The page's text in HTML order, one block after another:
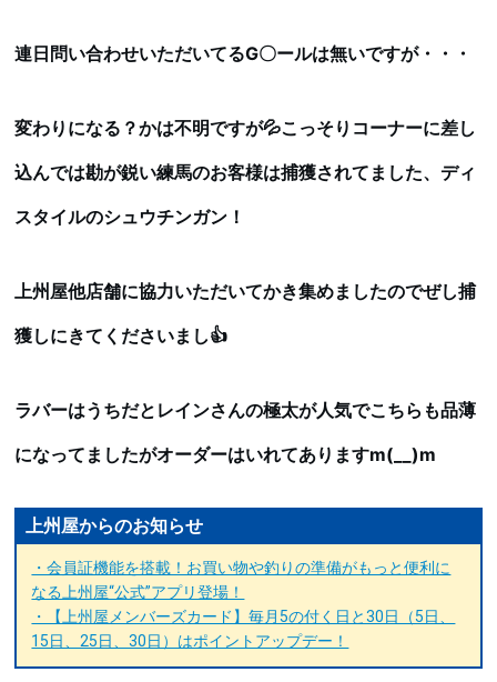
連日問い合わせいただいてるG〇ールは無いですが・・・
変わりになる？かは不明ですが💦こっそりコーナーに差し
込んでは勘が鋭い練馬のお客様は捕獲されてました、ディ
スタイルのシュウチンガン！
上州屋他店舗に協力いただいてかき集めましたのでぜし捕
獲しにきてくださいまし👍
ラバーはうちだとレインさんの極太が人気でこちらも品薄
になってましたがオーダーはいれてありますm(__)m
上州屋からのお知らせ
・会員証機能を搭載！お買い物や釣りの準備がもっと便利に
なる上州屋“公式”アプリ登場！
・【上州屋メンバーズカード】毎月5の付く日と30日（5日、
15日、25日、30日）はポイントアップデー！